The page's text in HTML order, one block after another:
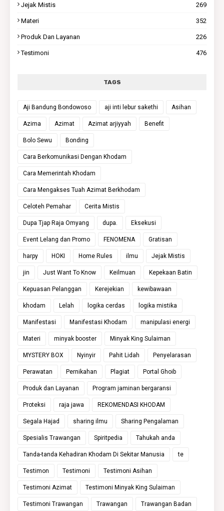
Jejak Mistis 269
Materi 352
Produk Dan Layanan 226
Testimoni 476
TAGS
Aji Bandung Bondowoso aji inti lebur sakethi Asihan
Azima Azimat Azimat arjiyyah Benefit
Bolo Sewu Bonding
Cara Berkomunikasi Dengan Khodam
Cara Memerintah Khodam
Cara Mengakses Tuah Azimat Berkhodam
Celoteh Pemahar Cerita Mistis
Dupa Tjap Raja Omyang dupa. Eksekusi
Event Lelang dan Promo FENOMENA Gratisan
harpy HOKI Home Rules ilmu Jejak Mistis
jin Just Want To Know Keilmuan Kepekaan Batin
Kepuasan Pelanggan Kerejekian kewibawaan
khodam Lelah logika cerdas logika mistika
Manifestasi Manifestasi Khodam manipulasi energi
Materi minyak booster Minyak King Sulaiman
MYSTERY BOX Nyinyir Pahit Lidah Penyelarasan
Perawatan Pernikahan Plagiat Portal Ghoib
Produk dan Layanan Program jaminan bergaransi
Proteksi raja jawa REKOMENDASI KHODAM
Segala Hajad sharing ilmu Sharing Pengalaman
Spesialis Trawangan Spiritpedia Tahukah anda
Tanda-tanda Kehadiran Khodam Di Sekitar Manusia te
Testimon Testimoni Testimoni Asihan
Testimoni Azimat Testimoni Minyak King Sulaiman
Testimoni Trawangan Trawangan Trawangan Badan